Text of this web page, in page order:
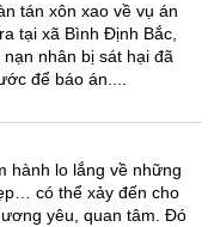
tán xôn xao về vụ án
tại xã Bình Định Bắc,
nhân bị sát hại đã
để báo án....
hành lo lắng về những
có thể xảy đến cho
yêu, quan tâm. Đó